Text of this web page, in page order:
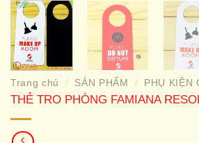
Trang chủ / SẢN PHẨM / PHỤ KIỆN
THẺ TRO PHÒNG FAMIANA